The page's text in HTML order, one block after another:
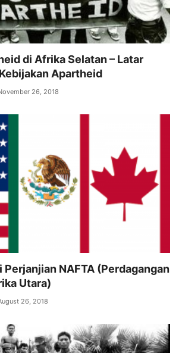
di Afrika Selatan – Latar
Apartheid
26, 2018
Perjanjian NAFTA (Perdagangan
Utara)
26, 2018